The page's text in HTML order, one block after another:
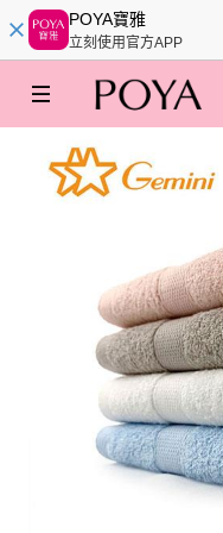
POYA寶雅
立刻使用官方APP